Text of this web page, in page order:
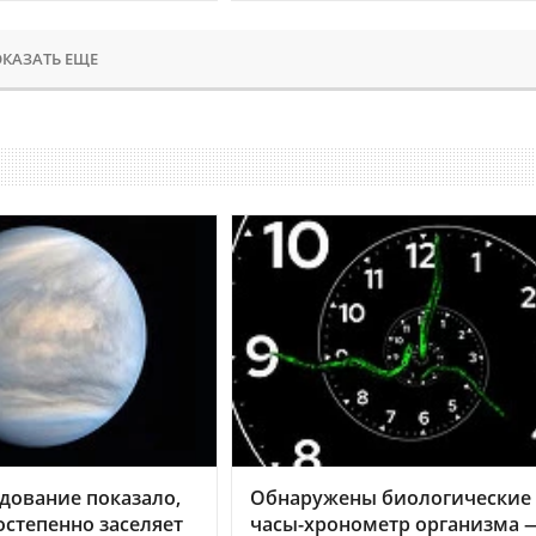
ЕЩЕ
показало,
заселяет
Обнаружены биологические
часы-хронометр организма